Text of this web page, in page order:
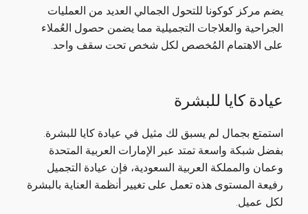
يضم مركز كوكونا للتحول الجمالي العديد من العمليات
الجراحية والعلاجات التجميلية مما يضمن حصول العُملاء
على الاهتمام المُخصص لكل شخص تحت سقف واحد.
عيادة كايا للبشرة
استمتع بجمال لم يسبق لك مثيل في عيادة كايا للبشرة.
بفضل شبكة واسعة تمتد عبر الإمارات العربية المتحدة
وعمان والمملكة العربية السعودية، فإن عيادة التجميل
رفيعة المستوى هذه تعمل على تغيير أنظمة العناية بالبشرة
لكل عميل.